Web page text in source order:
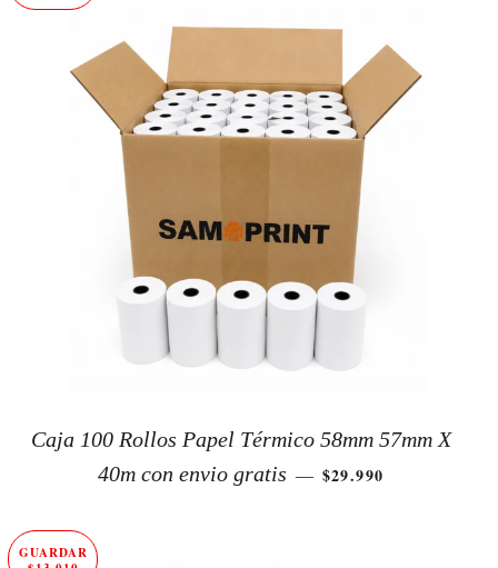
Caja 100 Rollos Papel Térmico 58mm 57mm X
40m con envio gratis — PRECIO DE
$29.990
GUARDAR